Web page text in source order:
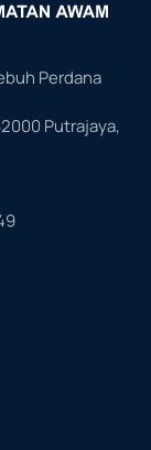
Perdana
Putrajaya,